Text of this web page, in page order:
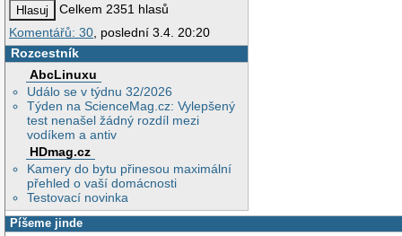
Celkem 2351 hlasů
Komentářů: 30 , poslední 3.4. 20:20
Rozcestník
AbcLinuxu
Událo se v týdnu 32/2026
Týden na ScienceMag.cz: Vylepšený
test nenašel žádný rozdíl mezi
vodíkem a antiv
HDmag.cz
Kamery do bytu přinesou maximální
přehled o vaší domácnosti
Testovací novinka
Píšeme jinde